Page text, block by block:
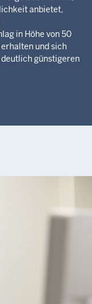
Es wird
und Nutzung des
von der Zahlung
vor dem
auch für die